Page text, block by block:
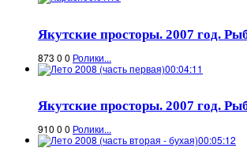
Якутские просторы. 2007 год.
873 0 0 Ролики...
00:04:11
Якутские просторы. 2007 год.
910 0 0 Ролики...
00:05:12